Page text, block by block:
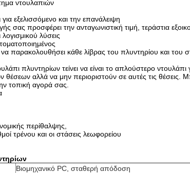
ντουλαπιών
εξελισσόμενο και την επανάλειψη
σας προσφέρει την ανταγωνιστική τιμή, τεράστια
λύσεις
παρακολουθήσει κάθε λίβρας του πλυντηρίου και του
πλυντηρίων τείνει να είναι το απλούστερο ντουλάπι
αλλά να μην περιοριστούν σε αυτές τις θέσεις.
τοπική αγορά σας.
περίθαλψης,
τρένου και οι στάσεις λεωφορείου
Βιομηχανικό PC, σταθερή απόδοση